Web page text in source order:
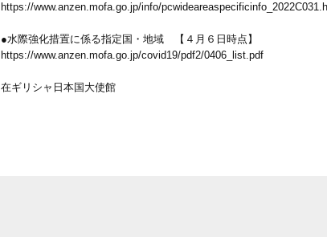
https://www.anzen.mofa.go.jp/info/
●水際強化措置に係る指定国・地域 【４月６日時点】
https://www.anzen.mofa.go.jp/covid19/pdf2/0406_list.pdf
在ギリシャ日本国大使館